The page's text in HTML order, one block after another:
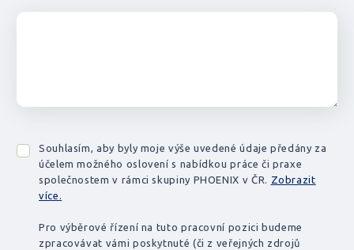
Souhlasím, aby byly moje výše uvedené údaje předány za
účelem možného oslovení s nabídkou práce či praxe
společnostem v rámci skupiny PHOENIX v ČR. Zobrazit
více.
Pro výběrové řízení na tuto pracovní pozici budeme
zpracovávat vámi poskytnuté (či z veřejných zdrojů